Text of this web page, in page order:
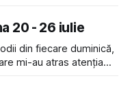
asta e
20 - 26 iulie
din fiecare duminică,
mi-au atras atenția
lucrurile, conceptele